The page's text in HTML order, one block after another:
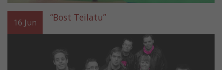
16 Jun “Bost Teilatu”